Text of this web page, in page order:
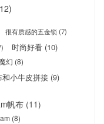
很有质感的五金锁 (7)
时尚好看 (10)
幻 (8)
小牛皮拼接 (9)
帆布 (11)
(8)